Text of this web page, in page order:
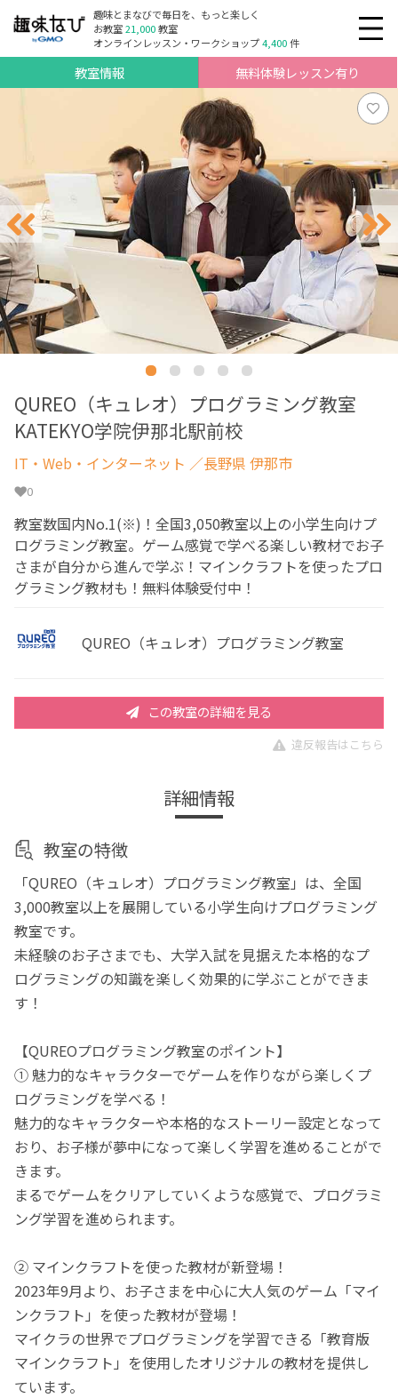
趣味とまなびで毎日を、もっと楽しく
お教室21,000教室
オンラインレッスン・ワークショップ4,400件
教室情報 無料体験レッスン有り
QUREO（キュレオ）プログラミング教室
KATEKYO学院伊那北駅前校
IT・Web・インターネット ／長野県 伊那市
0
教室数国内No.1(※)！全国3,050教室以上の小学生向けプ
ログラミング教室。ゲーム感覚で学べる楽しい教材でお子
さまが自分から進んで学ぶ！マインクラフトを使ったプロ
グラミング教材も！無料体験受付中！
QUREO（キュレオ）プログラミング教室
この教室の詳細を見る
違反報告はこちら
詳細情報
教室の特徴
「QUREO（キュレオ）プログラミング教室」は、全国
3,000教室以上を展開している小学生向けプログラミング
教室です。
未経験のお子さまでも、大学入試を見据えた本格的なプ
ログラミングの知識を楽しく効果的に学ぶことができま
す！
【QUREOプログラミング教室のポイント】
① 魅力的なキャラクターでゲームを作りながら楽しくプ
ログラミングを学べる！
魅力的なキャラクターや本格的なストーリー設定となって
おり、お子様が夢中になって楽しく学習を進めることがで
きます。
まるでゲームをクリアしていくような感覚で、プログラミ
ング学習を進められます。
② マインクラフトを使った教材が新登場！
2023年9月より、お子さまを中心に大人気のゲーム「マイ
ンクラフト」を使った教材が登場！
マイクラの世界でプログラミングを学習できる「教育版
マインクラフト」を使用したオリジナルの教材を提供し
ています。